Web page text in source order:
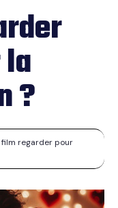
?
film regarder pour